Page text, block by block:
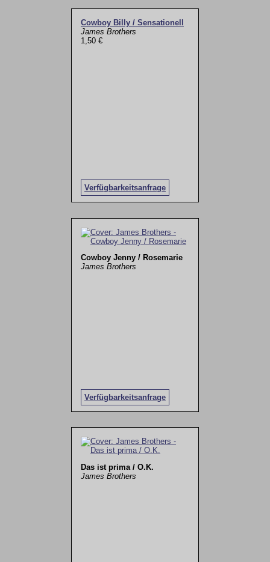
Cowboy Billy / Sensationell
James Brothers
1,50 €
Verfügbarkeitsanfrage
Cowboy Jenny / Rosemarie
James Brothers
Verfügbarkeitsanfrage
Das ist prima / O.K.
James Brothers